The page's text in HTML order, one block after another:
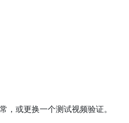
或更换一个测试视频验证。